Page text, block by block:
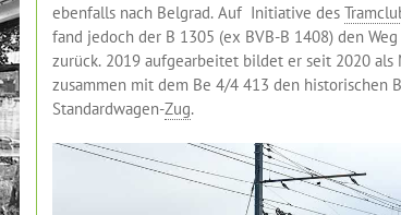
ebenfalls nach Belgrad. Auf Initiative des
fand jedoch der B 1305 (ex BVB-B 1408) den
zurück. 2019 aufgearbeitet bildet er seit 2020 als
zusammen mit dem Be 4/4 413 den historischen
Standardwagen-Zug.